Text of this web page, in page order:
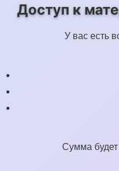
Доступ к
У вас есть
Сумма